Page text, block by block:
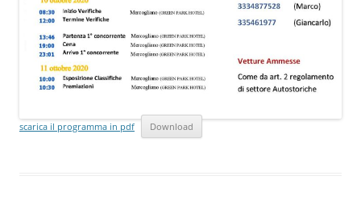
scarica il programma in pdf Download